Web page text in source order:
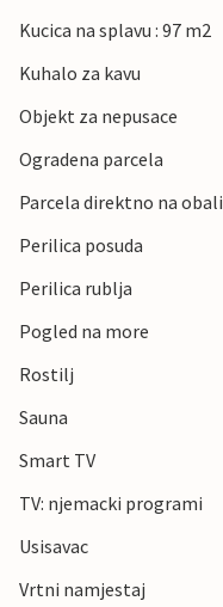
Kucica na splavu : 97 m2
Kuhalo za kavu
Objekt za nepusace
Ogradena parcela
Parcela direktno na obali
Perilica posuda
Perilica rublja
Pogled na more
Rostilj
Sauna
Smart TV
TV: njemacki programi
Usisavac
Vrtni namjestaj